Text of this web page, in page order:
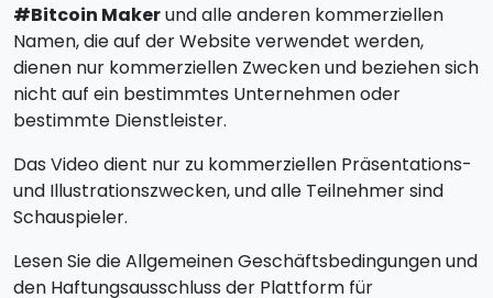
#Bitcoin Makerund alle anderen kommerziellen
Namen, die auf der Website verwendet werden,
dienen nur kommerziellen Zwecken und beziehen sich
nicht auf ein bestimmtes Unternehmen oder
bestimmte Dienstleister.
Das Video dient nur zu kommerziellen Präsentations-
und Illustrationszwecken, und alle Teilnehmer sind
Schauspieler.
Lesen Sie die Allgemeinen Geschäftsbedingungen und
den Haftungsausschluss der Plattform für